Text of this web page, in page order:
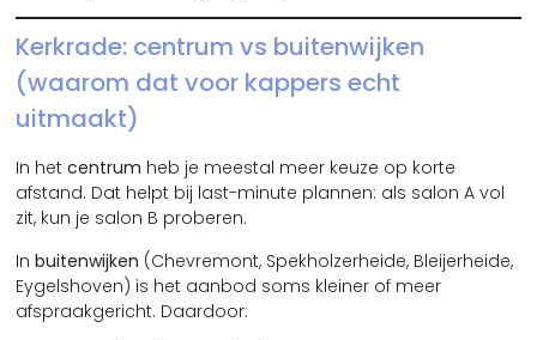
Kerkrade: centrum vs buitenwijken
(waarom dat voor kappers echt
uitmaakt)
In hetcentrum heb je meestal meer keuze op korte
afstand. Dat helpt bij last-minute plannen: als salon A vol
zit, kun je salon B proberen.
Inbuitenwijken (Chevremont, Spekholzerheide, Bleijerheide,
Eygelshoven) is het aanbod soms kleiner of meer
afspraakgericht. Daardoor: